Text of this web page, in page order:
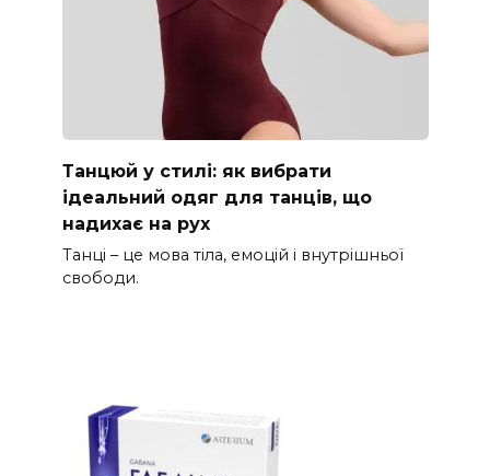
Танцюй у стилі: як вибрати
ідеальний одяг для танців, що
надихає на рух
Танці – це мова тіла, емоцій і внутрішньої
свободи.